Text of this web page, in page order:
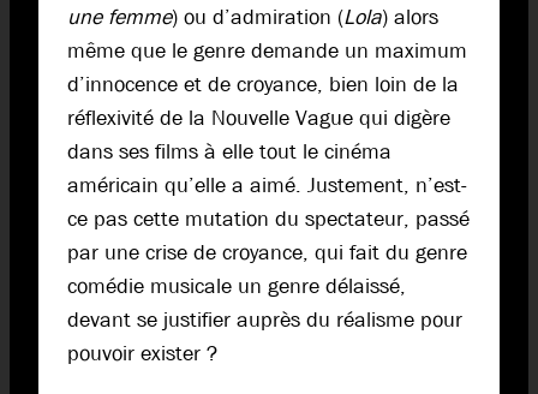
une femme) ou d’admiration (Lola) alors
même que le genre demande un maximum
d’innocence et de croyance, bien loin de la
réflexivité de la Nouvelle Vague qui digère
dans ses films à elle tout le cinéma
américain qu’elle a aimé. Justement, n’est-
ce pas cette mutation du spectateur, passé
par une crise de croyance, qui fait du genre
comédie musicale un genre délaissé,
devant se justifier auprès du réalisme pour
pouvoir exister ?